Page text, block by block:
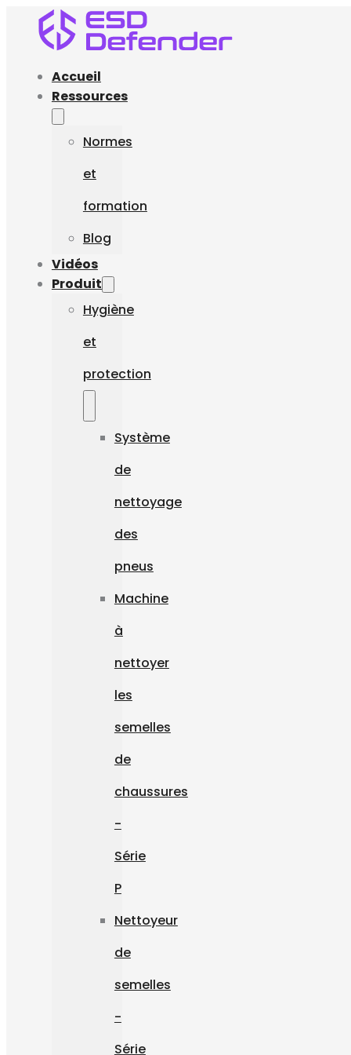
Accueil
Ressources
Normes
et
formation
Blog
Vidéos
Produit
Hygiène
et
protection
Système
de
nettoyage
des
pneus
Machine
à
nettoyer
les
semelles
de
chaussures
-
Série
P
Nettoyeur
de
semelles
-
Série